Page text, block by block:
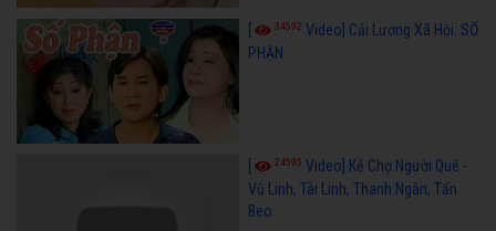
34592 Video] Cải Lương Xã Hội: SỐ
PHẬN
24595 Video] Kẻ Chợ Người Quê -
Vũ Linh, Tài Linh, Thanh Ngân, Tấn
Beo